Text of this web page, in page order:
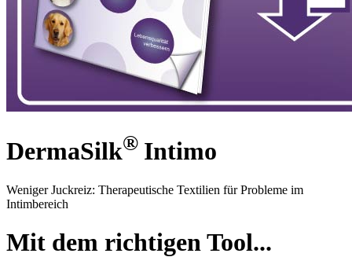
DermaSilk® Intimo
Weniger Juckreiz: Therapeutische Textilien für Probleme im
Intimbereich
Mit dem richtigen Tool...